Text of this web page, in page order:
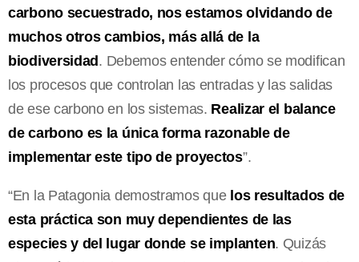
carbono secuestrado, nos estamos olvidando de
muchos otros cambios, más allá de la
biodiversidad. Debemos entender cómo se modifican
los procesos que controlan las entradas y las salidas
de ese carbono en los sistemas. Realizar el balance
de carbono es la única forma razonable de
implementar este tipo de proyectos”.
“En la Patagonia demostramos quelos resultados de
esta práctica son muy dependientes de las
especies y del lugar donde se implanten. Quizás